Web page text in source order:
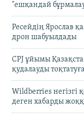
"ешқандай
Ресейдің Ярослав
дрон шабуылдады
CPJ ұйымы
қудалауды
Wildberries
деген хабарды